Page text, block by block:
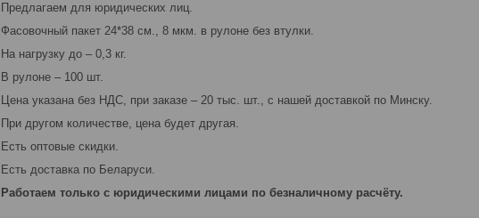
Предлагаем для юридических лиц.
Фасовочный пакет 24*38 см., 8 мкм. в рулоне без втулки.
На нагрузку до – 0,3 кг.
В рулоне – 100 шт.
Цена указана без НДС, при заказе – 20 тыс. шт., с нашей доставкой по Минску.
При другом количестве, цена будет другая.
Есть оптовые скидки.
Есть доставка по Беларуси.
Работаем только с юридическими лицами по безналичному расчёту.